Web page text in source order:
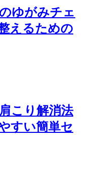
ゆがみチェ
えるための
こり解消法
すい簡単セ